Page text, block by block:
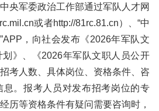
央军委政治工作部通过军队人才网
或者http://81rc.81.cn）、“中
，向社会发布《2026年军队文
》、《2026年军队文职人员公开
考人数、具体岗位、资格条件、咨
。报考人员对发布招考岗位的专
历等资格条件有疑问需要咨询时，